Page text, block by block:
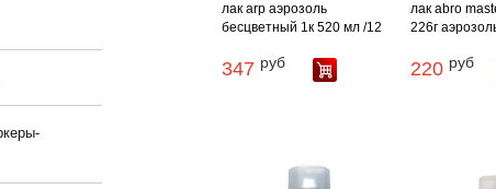
лак arp аэрозоль
бесцветный 1к 520 мл /12
347 руб
лак abro
226г
220 руб